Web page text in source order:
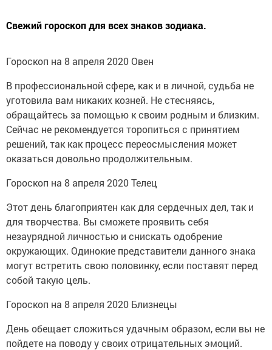
Свежий гороскоп для всех знаков зодиака.
Гороскоп на 8 апреля 2020 Овен
В профессиональной сфере, как и в личной, судьба не
уготовила вам никаких козней. Не стесняясь,
обращайтесь за помощью к своим родным и близким.
Сейчас не рекомендуется торопиться с принятием
решений, так как процесс переосмысления может
оказаться довольно продолжительным.
Гороскоп на 8 апреля 2020 Телец
Этот день благоприятен как для сердечных дел, так и
для творчества. Вы сможете проявить себя
незаурядной личностью и снискать одобрение
окружающих. Одинокие представители данного знака
могут встретить свою половинку, если поставят перед
собой такую цель.
Гороскоп на 8 апреля 2020 Близнецы
День обещает сложиться удачным образом, если вы не
пойдете на поводу у своих отрицательных эмоций.